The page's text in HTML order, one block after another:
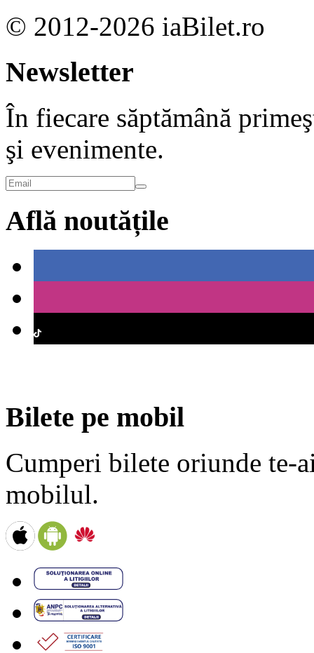
© 2012-2026 iaBilet.ro
Newsletter
În fiecare săptămână
şi evenimente.
Află noutățile
Bilete pe mobil
Cumperi bilete oriunde te-
mobilul.